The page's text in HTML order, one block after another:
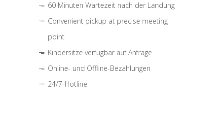
60 Minuten Wartezeit nach der Landung
Convenient pickup at precise meeting
point
Kindersitze verfügbar auf Anfrage
Online- und Offline-Bezahlungen
24/7-Hotline